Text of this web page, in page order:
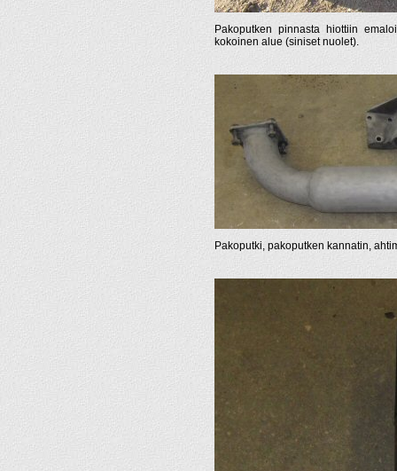
Pakoputken pinnasta hiottiin
kokoinen alue (siniset nuolet).
Pakoputki, pakoputken kannatin,